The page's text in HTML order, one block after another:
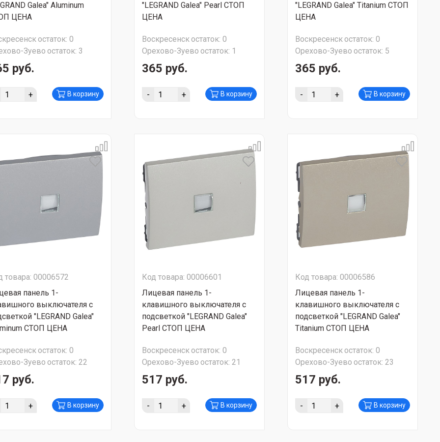
Galea" Aluminum
ЦЕНА
остаток: 0
Зуево остаток: 3
руб.
+ В корзину
"LEGRAND Galea" Pearl СТОП
ЦЕНА
Воскресенскостаток: 0
Орехово-Зуево остаток: 1
365 руб.
- + В корзину
"LEGRAND Galea" Titanium СТОП
ЦЕНА
Воскресенскостаток: 0
Орехово-Зуево остаток: 5
365 руб.
- + В корзину
товара: 00006572
панель 1-
выключателя с
"LEGRAND Galea"
СТОП ЦЕНА
остаток: 0
Зуево остаток: 22
руб.
+ В корзину
Код товара: 00006601
Лицевая панель 1-
клавишного выключателя с
подсветкой "LEGRAND Galea"
Pearl СТОП ЦЕНА
Воскресенскостаток: 0
Орехово-Зуево остаток: 21
517 руб.
- + В корзину
Код товара: 00006586
Лицевая панель 1-
клавишного выключателя с
подсветкой "LEGRAND Galea"
Titanium СТОП ЦЕНА
Воскресенскостаток: 0
Орехово-Зуево остаток: 23
517 руб.
- + В корзину